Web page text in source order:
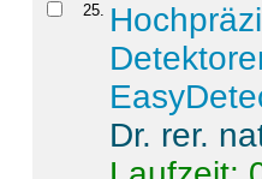
25.
Dr. rer.